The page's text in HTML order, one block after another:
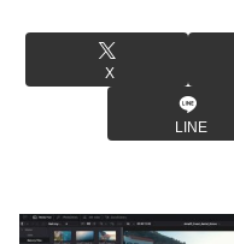
X
LINE